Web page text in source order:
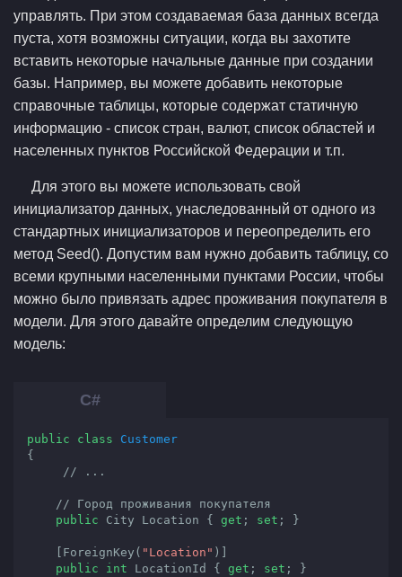
управлять. При этом создаваемая база данных всегда
пуста, хотя возможны ситуации, когда вы захотите
вставить некоторые начальные данные при создании
базы. Например, вы можете добавить некоторые
справочные таблицы, которые содержат статичную
информацию - список стран, валют, список областей и
населенных пунктов Российской Федерации и т.п.
Для этого вы можете использовать свой
инициализатор данных, унаследованный от одного из
стандартных инициализаторов и переопределить его
метод Seed(). Допустим вам нужно добавить таблицу, со
всеми крупными населенными пунктами России, чтобы
можно было привязать адрес проживания покупателя в
модели. Для этого давайте определим следующую
модель:
public class
Customer
{
// ...
// Город проживания покупателя
public City Location { get ; set ; }
    [ForeignKey(
"Location" )]
public
int LocationId { get ; set ; }